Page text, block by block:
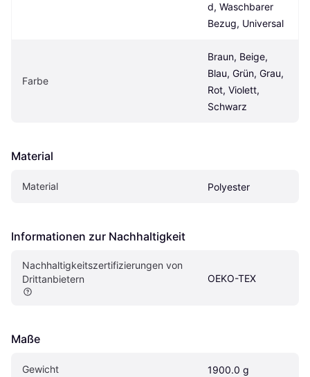
d, Waschbarer
Bezug, Universal
Farbe
Braun, Beige,
Blau, Grün, Grau,
Rot, Violett,
Schwarz
Material
Material Polyester
Informationen zur Nachhaltigkeit
Nachhaltigkeitszertifizierungen von
Drittanbietern
OEKO-TEX
Maße
Gewicht 1900.0 g